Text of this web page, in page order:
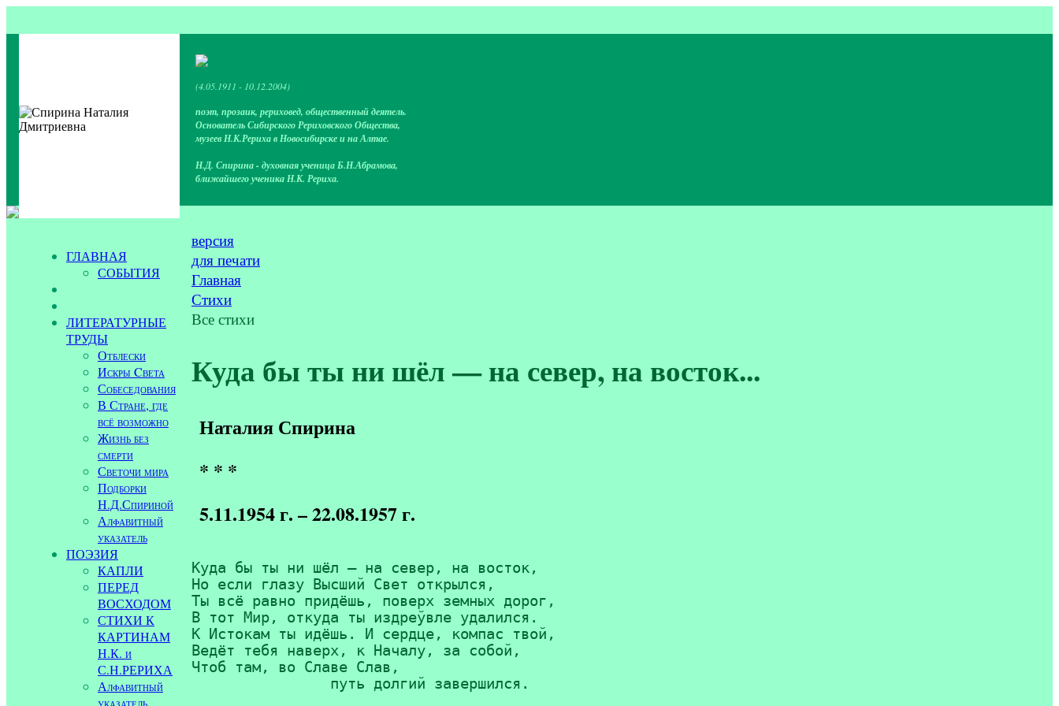
(4.05.1911 - 10.12.2004)
поэт, прозаик, рериховед, общественный деятель.
Основатель Сибирского Рериховского Общества,
музеев Н.К.Рериха в Новосибирске и на Алтае.
Н.Д. Спирина - духовная ученица Б.Н.Абрамова,
ближайшего ученика Н.К. Рериха.
ГЛАВНАЯ
СОБЫТИЯ
ЛИТЕРАТУРНЫЕ
ТРУДЫ
Отблески
Искры Cвета
Собеседования
В Стране, где
всё возможно
Жизнь без
смерти
Светочи мира
Подборки
Н.Д.Спириной
Алфавитный
указатель
ПОЭЗИЯ
КАПЛИ
ПЕРЕД
ВОСХОДОМ
СТИХИ К
КАРТИНАМ
Н.К. и
С.Н.РЕРИХА
Алфавитный
указатель
версия
для печати
Главная
Стихи
Все стихи
Куда бы ты ни шёл — на север, на восток...
Наталия Спирина
* * *
5.11.1954 г. – 22.08.1957 г.
Куда бы ты ни шёл — на север, на восток,
Но если глазу Высший Свет открылся,
Ты всё равно придёшь, поверх земных дорог,
В тот Мир, откуда ты издреўвле удалился.
К Истокам ты идёшь. И сердце, компас твой,
Ведёт тебя наверх, к Началу, за собой,
Чтоб там, во Славе Слав,
                путь долгий завершился.